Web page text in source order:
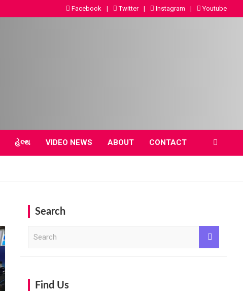
Facebook Twitter Instagram Youtube
હેલ્થ VIDEO NEWS ABOUT CONTACT
Search
Find Us